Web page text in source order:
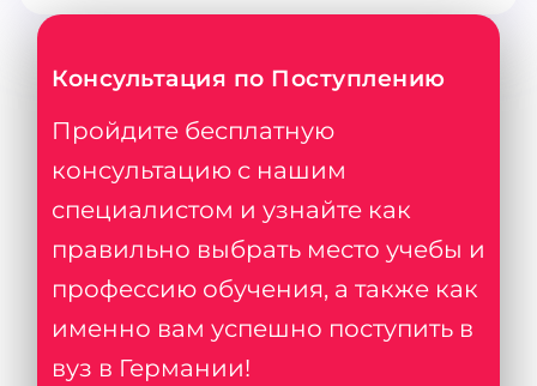
Консультация по Поступлению
Пройдите бесплатную
консультацию с нашим
специалистом и узнайте как
правильно выбрать место учебы и
профессию обучения, а также как
именно вам успешно поступить в
вуз в Германии!